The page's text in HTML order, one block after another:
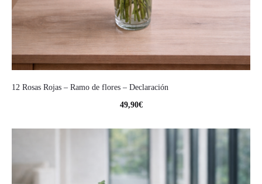
12 Rosas Rojas – Ramo de flores – Declaración
49,90€